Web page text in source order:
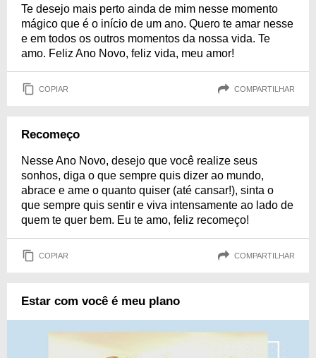
Te desejo mais perto ainda de mim nesse momento
mágico que é o início de um ano. Quero te amar nesse
e em todos os outros momentos da nossa vida. Te
amo. Feliz Ano Novo, feliz vida, meu amor!
COPIAR COMPARTILHAR
Recomeço
Nesse Ano Novo, desejo que você realize seus
sonhos, diga o que sempre quis dizer ao mundo,
abrace e ame o quanto quiser (até cansar!), sinta o
que sempre quis sentir e viva intensamente ao lado de
quem te quer bem. Eu te amo, feliz recomeço!
COPIAR COMPARTILHAR
Estar com você é meu plano